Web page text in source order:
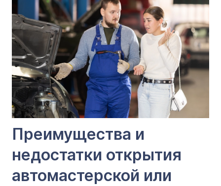
Преимущества и
недостатки открытия
автомастерской или